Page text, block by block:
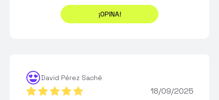
¡OPINA!
David Pérez Saché
18/09/2025